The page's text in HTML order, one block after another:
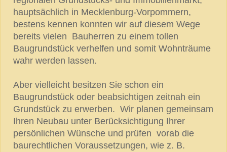
hauptsächlich in Mecklenburg-Vorpommern,
bestens kennen konnten wir auf diesem Wege
bereits vielen Bauherren zu einem tollen
Baugrundstück verhelfen und somit Wohnträume
wahr werden lassen.
Aber vielleicht besitzen Sie schon ein
Baugrundstück oder beabsichtigen zeitnah ein
Grundstück zu erwerben. Wir planen gemeinsam
Ihren Neubau unter Berücksichtigung Ihrer
persönlichen Wünsche und prüfen vorab die
baurechtlichen Voraussetzungen, wie z. B.